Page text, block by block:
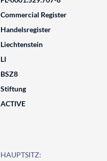
Commercial Register
Handelsregister
Liechtenstein
LI
BSZ8
Stiftung
ACTIVE
HAUPTSITZ: